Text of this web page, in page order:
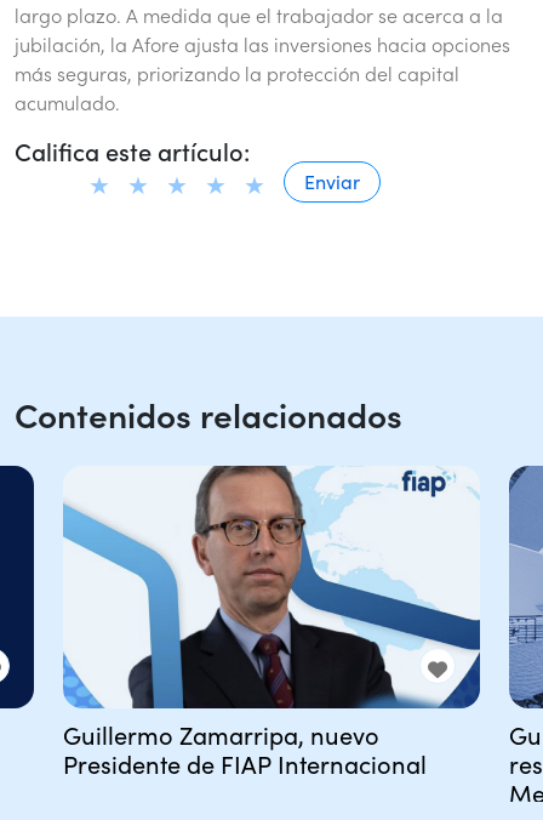
largo plazo. A medida que el trabajador se acerca a la
jubilación, la Afore ajusta las inversiones hacia opciones
más seguras, priorizando la protección del capital
acumulado.
Califica este artículo:
Contenidos relacionados
Guillermo Zamarripa, nuevo
Presidente de FIAP Internacional